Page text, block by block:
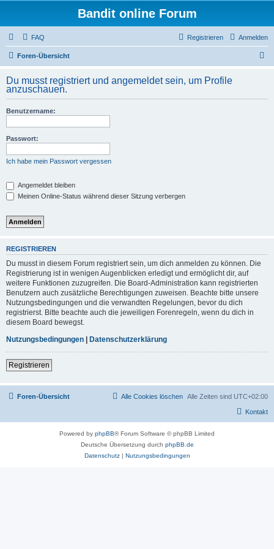
Bandit online Forum
FAQ Anmelden
Registrieren
Foren-Übersicht
h
Du musst registriert und angemeldet sein, um Profile
anzuschauen.
Benutzername:
Passwort:
Ich habe mein Passwort vergessen
Angemeldet bleiben
Meinen Online-Status während dieser Sitzung verbergen
REGISTRIEREN
Du musst in diesem Forum registriert sein, um dich anmelden zu können. Die
Registrierung ist in wenigen Augenblicken erledigt und ermöglicht dir, auf
weitere Funktionen zuzugreifen. Die Board-Administration kann registrierten
Benutzern auch zusätzliche Berechtigungen zuweisen. Beachte bitte unsere
Nutzungsbedingungen und die verwandten Regelungen, bevor du dich
registrierst. Bitte beachte auch die jeweiligen Forenregeln, wenn du dich in
diesem Board bewegst.
Nutzungsbedingungen | Datenschutzerklärung
Registrieren
Foren-Übersicht Alle Zeiten sind UTC+02:00
Alle Cookies löschen
Kontakt
Powered by phpBB® Forum Software © phpBB Limited
Deutsche Übersetzung durch phpBB.de
Datenschutz| Nutzungsbedingungen